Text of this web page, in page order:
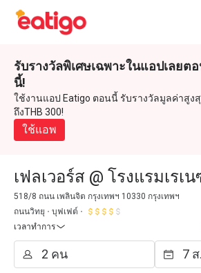
รับรางวัลพิเศษเฉพาะในแอปเลยต
นี้!
ใช้งานแอป Eatigo ตอนนี้ รับรางวัลมูลค่าสูง
ถึงTHB 300!
ใช้แอพ
เฟลเวอร์ส @ โรงแรมเรเ
518/8 ถนน เพลินจิต กรุงเทพฯ 10330 กรุงเทพฯ
ถนนวิทยุ
บุฟเฟต์
เวลาทำการ